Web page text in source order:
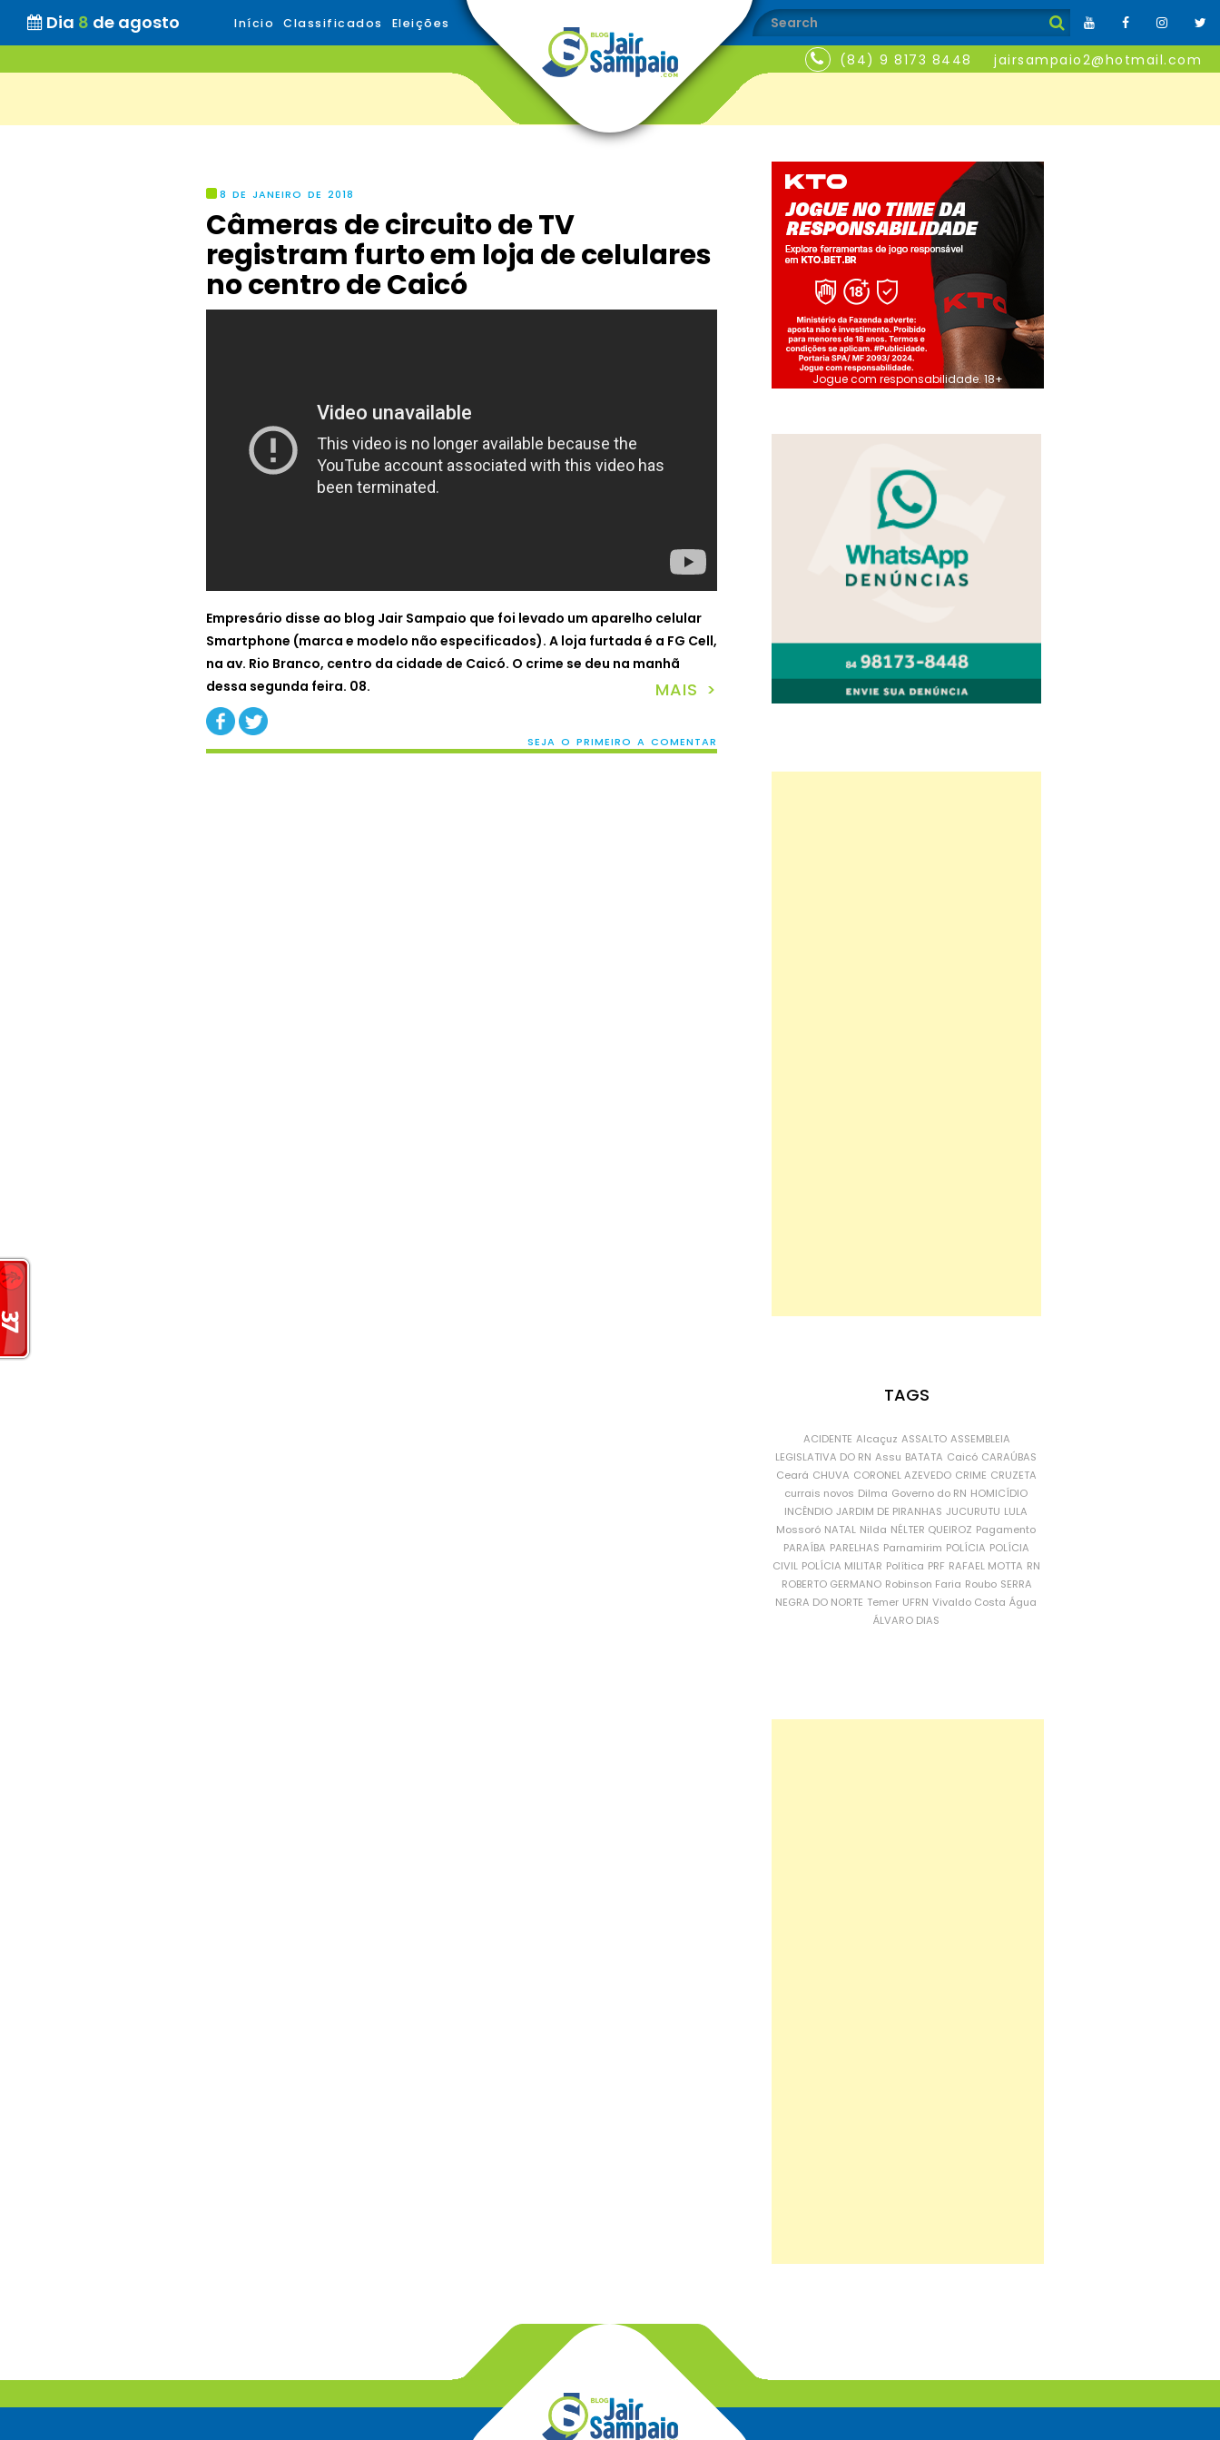
Dia 8 de agosto Início Classificados Eleições
(84) 9 8173 8448 jairsampaio2@hotmail.com
8 DE JANEIRO DE 2018
Câmeras de circuito de TV
registram furto em loja de celulares
no centro de Caicó
Empresário disse ao blog Jair Sampaio que foi levado um aparelho celular
Smartphone (marca e modelo não especificados). A loja furtada é a FG Cell,
na av. Rio Branco, centro da cidade de Caicó. O crime se deu na manhã
dessa segunda feira. 08.
MAIS >
SEJA O PRIMEIRO A COMENTAR
Jogue com responsabilidade. 18+
TAGS
ACIDENTE Alcaçuz ASSALTO ASSEMBLEIA
LEGISLATIVA DO RN Assu BATATA Caicó CARAÚBAS
Ceará CHUVA CORONEL AZEVEDO CRIME CRUZETA
currais novos Dilma Governo do RN HOMICÍDIO
INCÊNDIO JARDIM DE PIRANHAS JUCURUTU LULA
Mossoró NATAL Nilda NÉLTER QUEIROZ Pagamento
PARAÍBA PARELHAS Parnamirim POLÍCIA POLÍCIA
CIVIL POLÍCIA MILITAR Política PRF RAFAEL MOTTA RN
ROBERTO GERMANO Robinson Faria Roubo SERRA
NEGRA DO NORTE Temer UFRN Vivaldo Costa Água
ÁLVARO DIAS